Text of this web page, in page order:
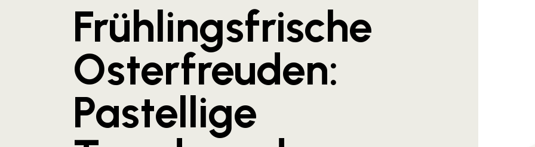
Frühlingsfrische
Osterfreuden:
Pastellige